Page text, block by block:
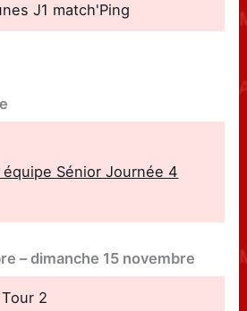
J1 match'Ping
Sénior Journée 4
–dimanche 15 novembre
2